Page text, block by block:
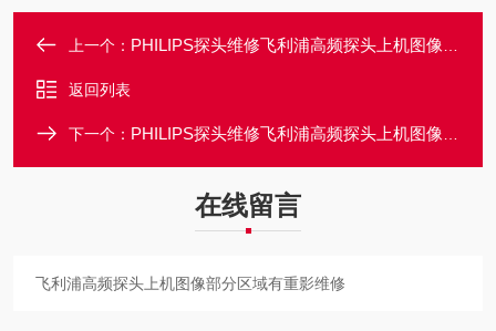
上一个： PHILIPS探头维修飞利浦高频探头上机图像部分区域有黑影维修
返回列表
下一个： PHILIPS探头维修飞利浦高频探头上机图像部分区域有干扰维修
在线留言